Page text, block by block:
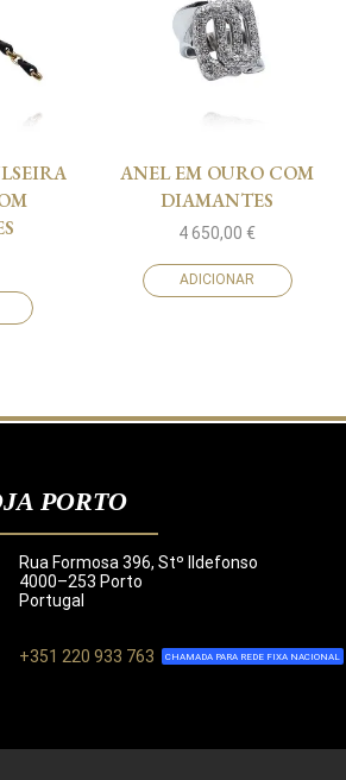
ANEL EM OURO COM
DIAMANTES
4 650,00€
ADICIONAR
PORTO
Rua Formosa 396, Stº Ildefonso
4000–253 Porto
Portugal
+351 220 933 763 CHAMADA PARA REDE FIXA NACIONAL